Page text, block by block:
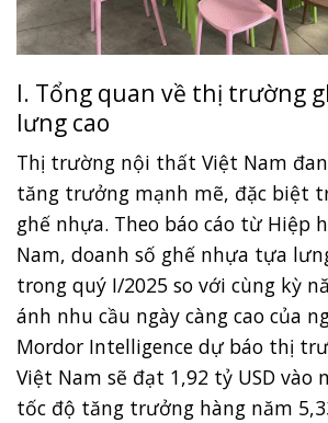
I. Tổng quan về thị trường
lưng cao
Thị trường nội thất Việt Nam
tăng trưởng mạnh mẽ, đặc biệt
ghế nhựa. Theo báo cáo từ Hiệp
Nam, doanh số ghế nhựa tựa
trong quý I/2025 so với cùng kỳ
ánh nhu cầu ngày càng cao của
Mordor Intelligence dự báo thị
Việt Nam sẽ đạt 1,92 tỷ USD vào
tốc độ tăng trưởng hàng năm